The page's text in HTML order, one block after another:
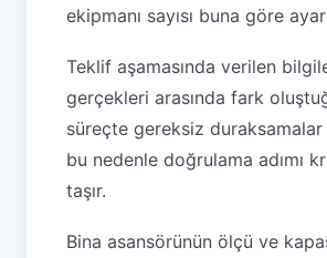
ekipmanı sayısı buna göre
Teklif aşamasında verilen
gerçekleri arasında fark
süreçte gereksiz
bu nedenle doğrulama adımı
taşır.
Bina asansörünün ölçü ve